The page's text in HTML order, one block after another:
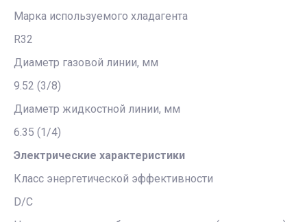
Марка используемого хладагента
R32
Диаметр газовой линии, мм
9.52 (3/8)
Диаметр жидкостной линии, мм
6.35 (1/4)
Электрические характеристики
Класс энергетической эффективности
D/C